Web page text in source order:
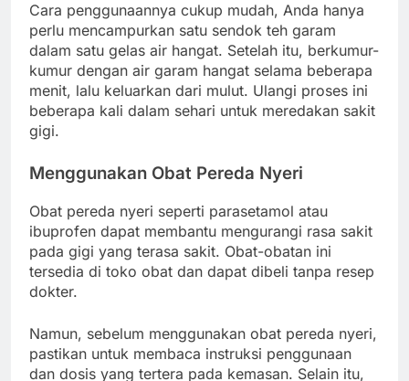
Cara penggunaannya cukup mudah, Anda hanya
perlu mencampurkan satu sendok teh garam
dalam satu gelas air hangat. Setelah itu, berkumur-
kumur dengan air garam hangat selama beberapa
menit, lalu keluarkan dari mulut. Ulangi proses ini
beberapa kali dalam sehari untuk meredakan sakit
gigi.
Menggunakan Obat Pereda Nyeri
Obat pereda nyeri seperti parasetamol atau
ibuprofen dapat membantu mengurangi rasa sakit
pada gigi yang terasa sakit. Obat-obatan ini
tersedia di toko obat dan dapat dibeli tanpa resep
dokter.
Namun, sebelum menggunakan obat pereda nyeri,
pastikan untuk membaca instruksi penggunaan
dan dosis yang tertera pada kemasan. Selain itu,